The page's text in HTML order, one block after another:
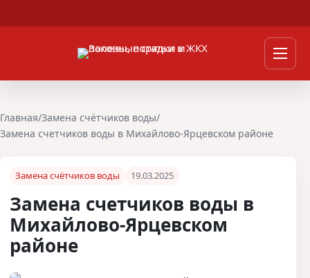
Меню
Главная/Замена счётчиков воды/
Замена счетчиков воды в Михайлово-Ярцевском районе
Замена счётчиков воды 19.03.2025
Замена счетчиков воды в
Михайлово-Ярцевском
районе